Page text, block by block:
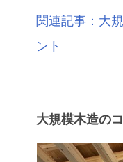
関連記事：大
ント
大規模木造の